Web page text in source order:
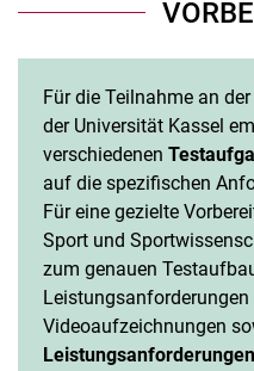
Für die Teilnahme an
der Universität Kassel
verschiedenen
auf die spezifischen
Für eine gezielte
Sport und
zum genauen
Leistungsanforderungen
Videoaufzeichnungen